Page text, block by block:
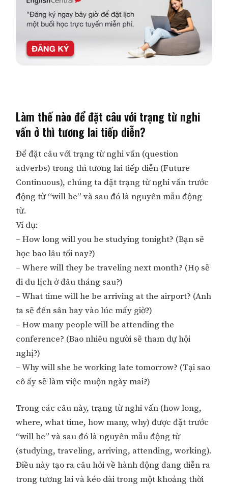
Làm thế nào để đặt câu với trạng từ nghi
vấn ở thì tương lai tiếp diễn?
Để đặt câu với trạng từ nghi vấn (question
adverbs) trong thì tương lai tiếp diễn (Future
Continuous), chúng ta đặt trạng từ nghi vấn trước
động từ “will be” và sau đó là nguyên mẫu động
từ.
Ví dụ:
– How long will you be studying tonight? (Bạn sẽ
học bao lâu tối nay?)
– Where will they be traveling next month? (Họ sẽ
đi du lịch ở đâu tháng sau?)
– What time will he be arriving at the airport? (Anh
ta sẽ đến sân bay vào lúc mấy giờ?)
– How many people will be attending the
conference? (Bao nhiêu người sẽ tham dự hội
nghị?)
– Why will she be working late tomorrow? (Tại sao
cô ấy sẽ làm việc muộn ngày mai?)
Trong các câu này, trạng từ nghi vấn (how long,
where, what time, how many, why) được đặt trước
“will be” và sau đó là nguyên mẫu động từ
(studying, traveling, arriving, attending, working).
Điều này tạo ra câu hỏi về hành động đang diễn ra
trong tương lai và kéo dài trong một khoảng thời